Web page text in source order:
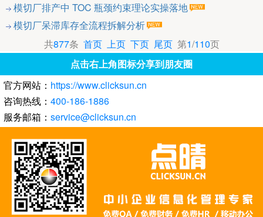
模切厂排产中 TOC 瓶颈约束理论实操落地
模切厂呆滞库存全流程拆解分析
共877条 首页 上页 下页 尾页第1/110页
点击右上角图标分享到朋友圈
官方网站： https://www.clicksun.cn
咨询热线： 400-186-1886
服务邮箱： service@clicksun.cn